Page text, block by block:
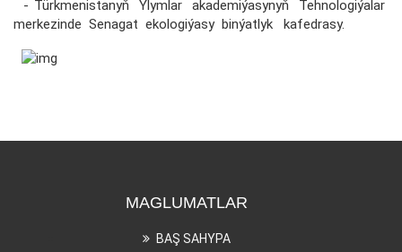
- Türkmenistanyň Ylymlar akademiýasynyň Tehnologiýalar
merkezinde Senagat ekologiýasy binýatlyk kafedrasy.
MAGLUMATLAR
BAŞ SAHYPA